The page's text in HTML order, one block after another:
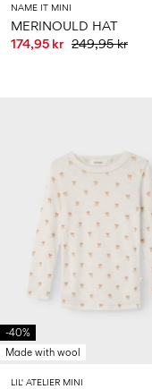
NAME IT MINI
MERINOULD HAT
174,95 kr 249,95 kr
-40%
Made with wool
LIL' ATELIER MINI